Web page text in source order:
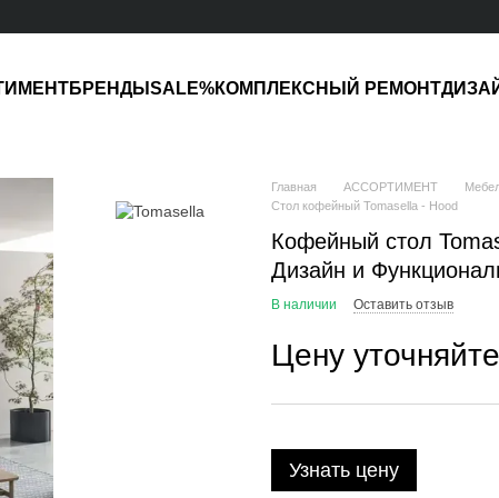
БРЕНДЫ SALE%КОМПЛЕКСНЫЙ РЕМОНТ
Главная АССОРТИМЕНТ
Стол кофейный Tomasella - Hood
Кофейный стол
Дизайн и
В наличии Оставить отзыв
Цену уточняйте
Узнать цену